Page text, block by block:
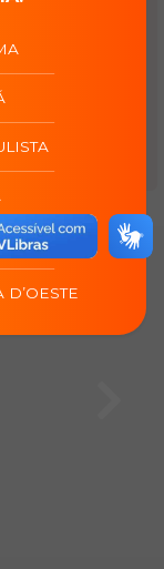
o app
de cada
Rio das